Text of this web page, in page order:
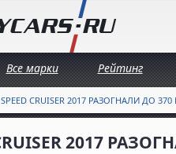
Все марки Рейтинг
SPEED CRUISER 2017 РАЗОГНАЛИ ДО
CRUISER 2017